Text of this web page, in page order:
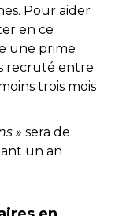
Pour aider
en ce
une prime
recruté entre
trois mois
» sera de
un an